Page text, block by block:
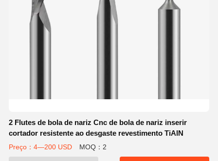
2 Flutes de bola de nariz Cnc de bola de nariz inserir
cortador resistente ao desgaste revestimento TiAlN
Preço：4—200 USD MOQ：2